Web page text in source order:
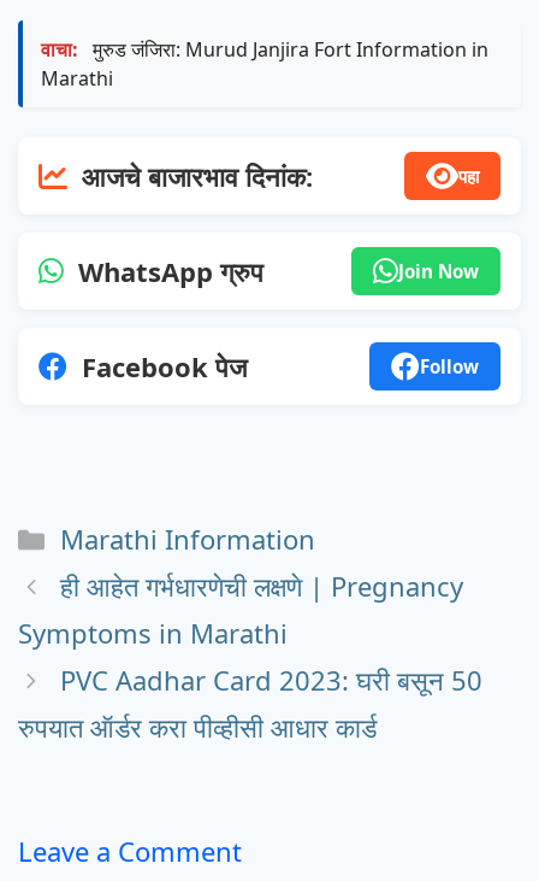
वाचा: मुरुड जंजिरा: Murud Janjira Fort Information in
Marathi
आजचे बाजारभाव दिनांक: पहा
WhatsApp ग्रुप Join Now
Facebook पेज Follow
Categories
Marathi Information
ही आहेत गर्भधारणेची लक्षणे | Pregnancy
Symptoms in Marathi
PVC Aadhar Card 2023: घरी बसून 50
रुपयात ऑर्डर करा पीव्हीसी आधार कार्ड
Leave a Comment